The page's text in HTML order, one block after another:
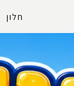
חלון